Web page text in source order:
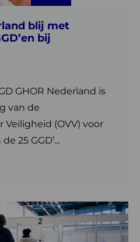
blij met
bij
GHOR Nederland is
van de
Veiligheid (OVV) voor
25 GGD’...